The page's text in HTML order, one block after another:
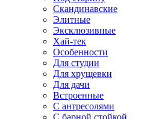
Скандинавские
Элитные
Эксклюзивные
Хай-тек
Особенности
Для студии
Для хрущевки
Для дачи
Встроенные
С антресолями
С барной стойкой